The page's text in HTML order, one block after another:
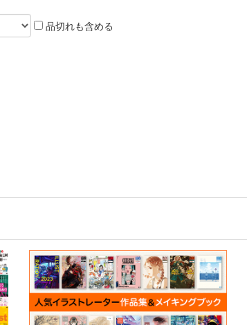
品切れも含める